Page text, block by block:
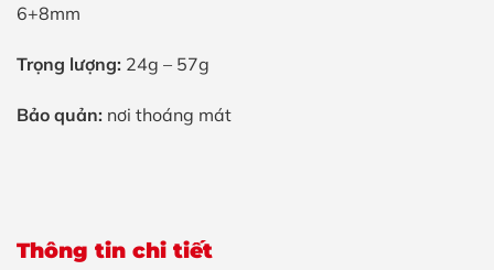
6+8mm
Trọng lượng: 24g – 57g
Bảo quản: nơi thoáng mát
Thông tin chi tiết